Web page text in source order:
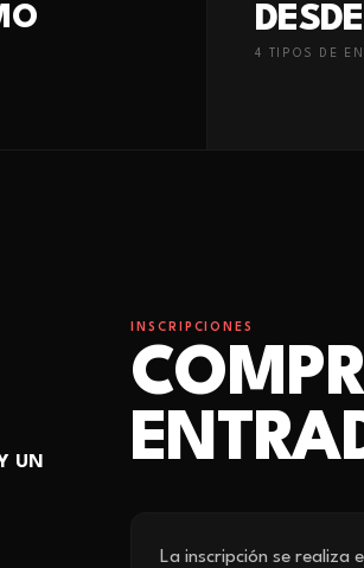
DESDE
4 TIPO S DE
UN
INSCRIPCIONES
La inscripción se realiza